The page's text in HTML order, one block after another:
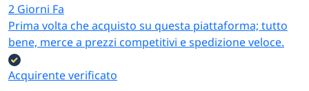
2 Giorni Fa
Prima volta che acquisto su questa piattaforma; tutto
bene, merce a prezzi competitivi e spedizione veloce.
Acquirente verificato